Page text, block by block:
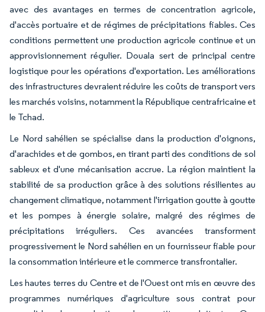
avec des avantages en termes de concentration agricole,
d'accès portuaire et de régimes de précipitations fiables. Ces
conditions permettent une production agricole continue et un
approvisionnement régulier. Douala sert de principal centre
logistique pour les opérations d'exportation. Les améliorations
des infrastructures devraient réduire les coûts de transport vers
les marchés voisins, notamment la République centrafricaine et
le Tchad.
Le Nord sahélien se spécialise dans la production d'oignons,
d'arachides et de gombos, en tirant parti des conditions de sol
sableux et d'une mécanisation accrue. La région maintient la
stabilité de sa production grâce à des solutions résilientes au
changement climatique, notamment l'irrigation goutte à goutte
et les pompes à énergie solaire, malgré des régimes de
précipitations irréguliers. Ces avancées transforment
progressivement le Nord sahélien en un fournisseur fiable pour
la consommation intérieure et le commerce transfrontalier.
Les hautes terres du Centre et de l'Ouest ont mis en œuvre des
programmes numériques d'agriculture sous contrat pour